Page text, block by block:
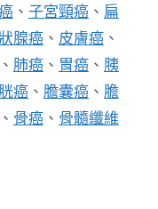
、 子宮頸癌 、 扁
腺癌 、 皮膚癌 、
、 肺癌 、 胃癌 、 胰
癌 、 膽囊癌 、 膽
、 骨癌 、 骨髓纖維